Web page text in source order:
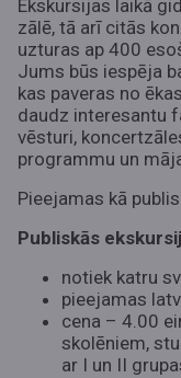
Ekskursijas laikā
zālē, tā arī citās
uzturas ap 400
Jums būs iespēja
kas paveras no
daudz interesantu
vēsturi,
programmu un
Pieejamas kā
Publiskās
notiek katru
pieejamas
cena – 4.00
skolēniem,
ar I un II